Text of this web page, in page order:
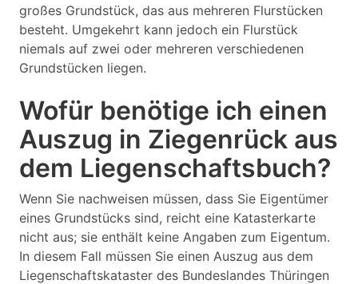
großes Grundstück, das aus mehreren Flurstücken
besteht. Umgekehrt kann jedoch ein Flurstück
niemals auf zwei oder mehreren verschiedenen
Grundstücken liegen.
Wofür benötige ich einen
Auszug in Ziegenrück aus
dem Liegenschaftsbuch?
Wenn Sie nachweisen müssen, dass Sie Eigentümer
eines Grundstücks sind, reicht eine Katasterkarte
nicht aus; sie enthält keine Angaben zum Eigentum.
In diesem Fall müssen Sie einen Auszug aus dem
Liegenschaftskataster des Bundeslandes Thüringen